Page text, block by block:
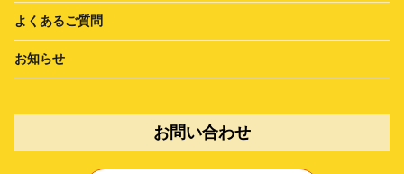
よくあるご質問
お知らせ
お問い合わせ